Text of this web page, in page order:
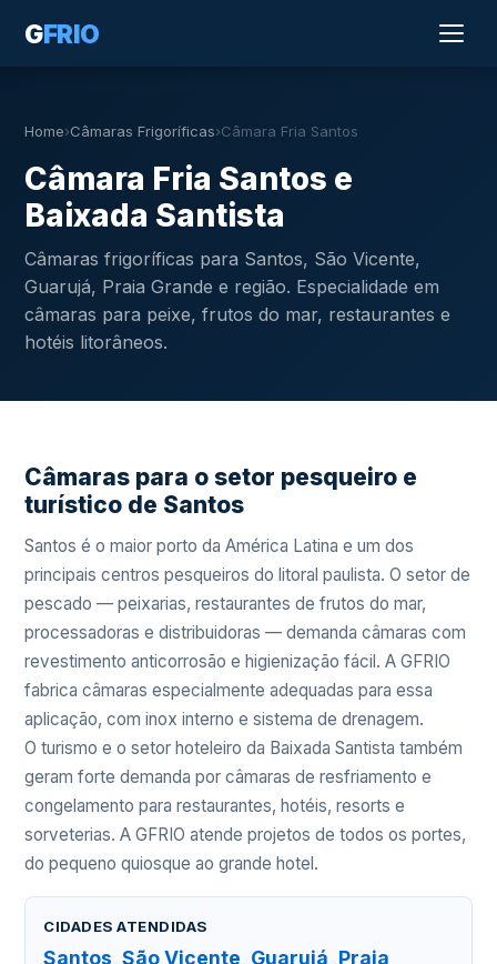
GFRIO
Home›Câmaras Frigoríficas›Câmara Fria Santos
Câmara Fria Santos e
Baixada Santista
Câmaras frigoríficas para Santos, São Vicente,
Guarujá, Praia Grande e região. Especialidade em
câmaras para peixe, frutos do mar, restaurantes e
hotéis litorâneos.
Câmaras para o setor pesqueiro e
turístico de Santos
Santos é o maior porto da América Latina e um dos
principais centros pesqueiros do litoral paulista. O setor de
pescado — peixarias, restaurantes de frutos do mar,
processadoras e distribuidoras — demanda câmaras com
revestimento anticorrosão e higienização fácil. A GFRIO
fabrica câmaras especialmente adequadas para essa
aplicação, com inox interno e sistema de drenagem.
O turismo e o setor hoteleiro da Baixada Santista também
geram forte demanda por câmaras de resfriamento e
congelamento para restaurantes, hotéis, resorts e
sorveterias. A GFRIO atende projetos de todos os portes,
do pequeno quiosque ao grande hotel.
CIDADES ATENDIDAS
Santos, São Vicente, Guarujá, Praia